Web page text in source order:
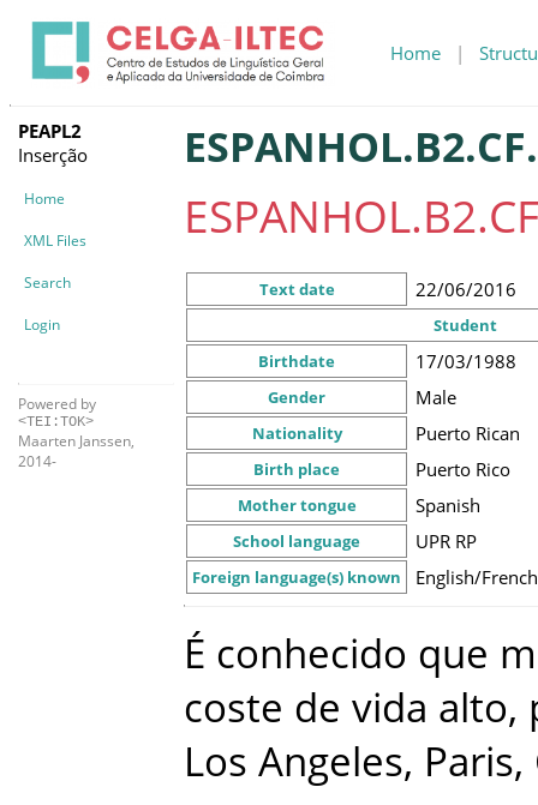
Home |
PEAPL2
Inserção
Home
XML Files
Search
Login
Powered by
<TEI:TOK>
Maarten Janssen,
2014-
Text date 22/06/2016
Student
Birthdate
17/03/1988
Gender Male
Nationality Puerto Rican
Birth place Puerto Rico
Mother tongue Spanish
School language UPR RP
Foreign language(s) known English/
É conhecido que
coste de vida alto,
Los Angeles, Paris,